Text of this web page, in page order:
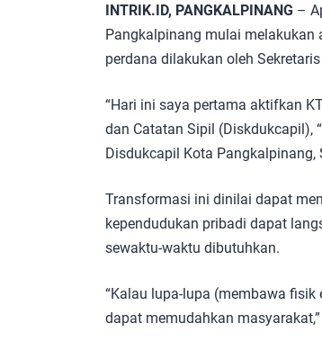
INTRIK.ID, PANGKALPINANG –
Pangkalpinang mulai melakukan
perdana dilakukan oleh
“Hari ini saya pertama aktifkan
dan Catatan Sipil (Diskdukcapil),
Disdukcapil Kota
Transformasi ini dinilai dapat
kependudukan pribadi dapat
sewaktu-waktu dibutuhkan.
“Kalau lupa-lupa (membawa
dapat memudahkan